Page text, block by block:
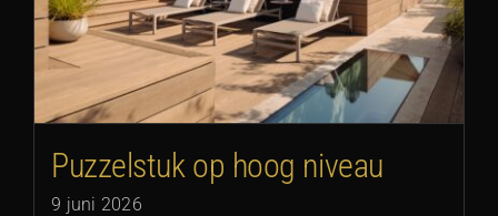
Puzzelstuk op hoog niveau
9 juni 2026